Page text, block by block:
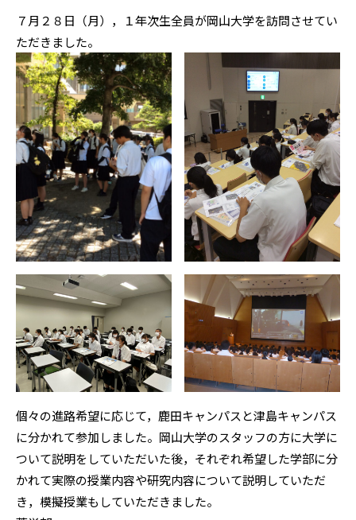
７月２８日（月），１年次生全員が岡山大学を訪問させてい
ただきました。
個々の進路希望に応じて，鹿田キャンパスと津島キャンパス
に分かれて参加しました。岡山大学のスタッフの方に大学に
ついて説明をしていただいた後，それぞれ希望した学部に分
かれて実際の授業内容や研究内容について説明していただ
き，模擬授業もしていただきました。